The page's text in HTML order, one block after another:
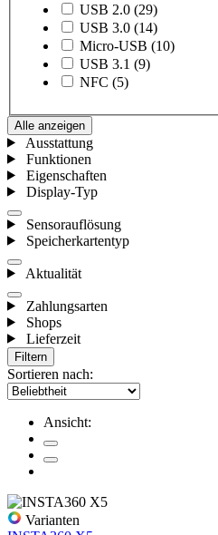
USB 2.0 (29)
USB 3.0 (14)
Micro-USB (10)
USB 3.1 (9)
NFC (5)
Alle anzeigen
Ausstattung
Funktionen
Eigenschaften
Display-Typ
Sensorauflösung
Speicherkartentyp
Aktualität
Zahlungsarten
Shops
Lieferzeit
Filtern
Sortieren nach:
Ansicht:
Varianten